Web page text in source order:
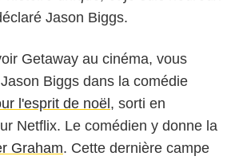
Jason Biggs.
Getaway au cinéma, vous
Biggs dans la comédie
l'esprit de noël, sorti en
Netflix. Le comédien y donne la
Graham. Cette dernière campe